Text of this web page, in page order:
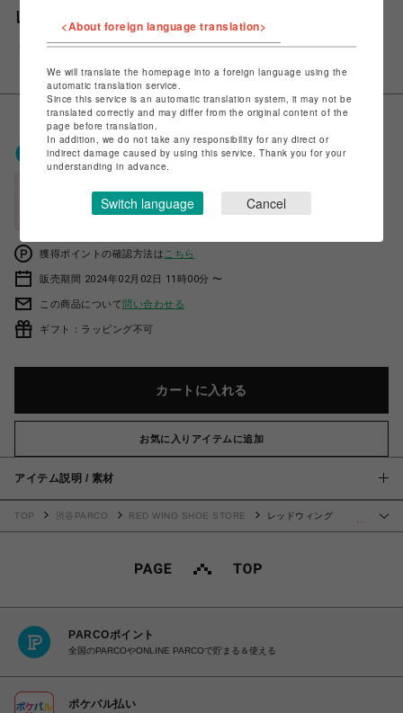
レッドウィング CLASSIC CHELSEA 3192
￥48,400
ポケパル払いで 0〜0 ポイント
（1P=1円）※キャンペーン分除く
会員登録後、ポケパル払い初回登録&利用で
最大1,500円分ポイント進呈
獲得ポイントの確認方法は こちら
販売期間 2024年02月02日 11時00分 〜
この商品について問い合わせる
ギフト：ラッピング不可
カートに入れる
お気に入りアイテムに追加
アイテム説明 / 素材
TOP 渋谷PARCO RED WING SHOE STORE
レッドウィング
PARCOポイント
全国のPARCOやONLINE PARCOで貯まる＆使える
ポケパル払い
<About foreign language translation>
We will translate the homepage into a foreign language using the
automatic translation service.
Since this service is an automatic translation system, it may not be
translated correctly and may differ from the original content of the
page before translation.
In addition, we do not take any responsibility for any direct or
indirect damage caused by using this service. Thank you for your
understanding in advance.
Switch language Cancel